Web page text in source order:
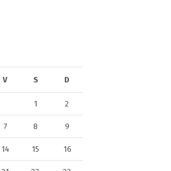
V S D
1 2
7 8 9
14 15 16